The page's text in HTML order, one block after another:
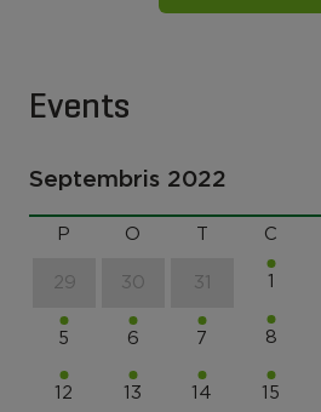
Events
Septembris 2022
P O C
29 30 31 1
5 6 7 8
12 13 14 15